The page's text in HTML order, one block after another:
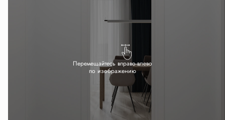
Перемещайтесь вправо-влево
по изображению